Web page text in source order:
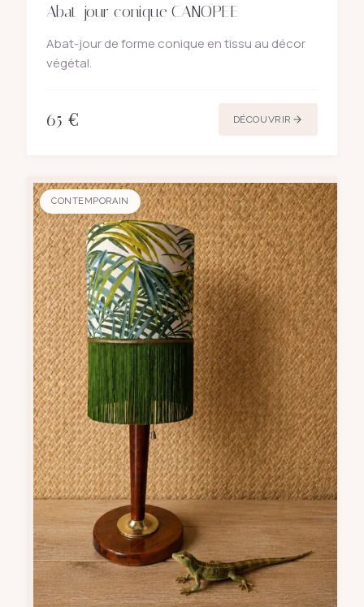
Abat-jour conique CANOPEE
Abat-jour de forme conique en tissu au décor
végétal.
65 € DÉCOUVRIR
CONTEMPORAIN